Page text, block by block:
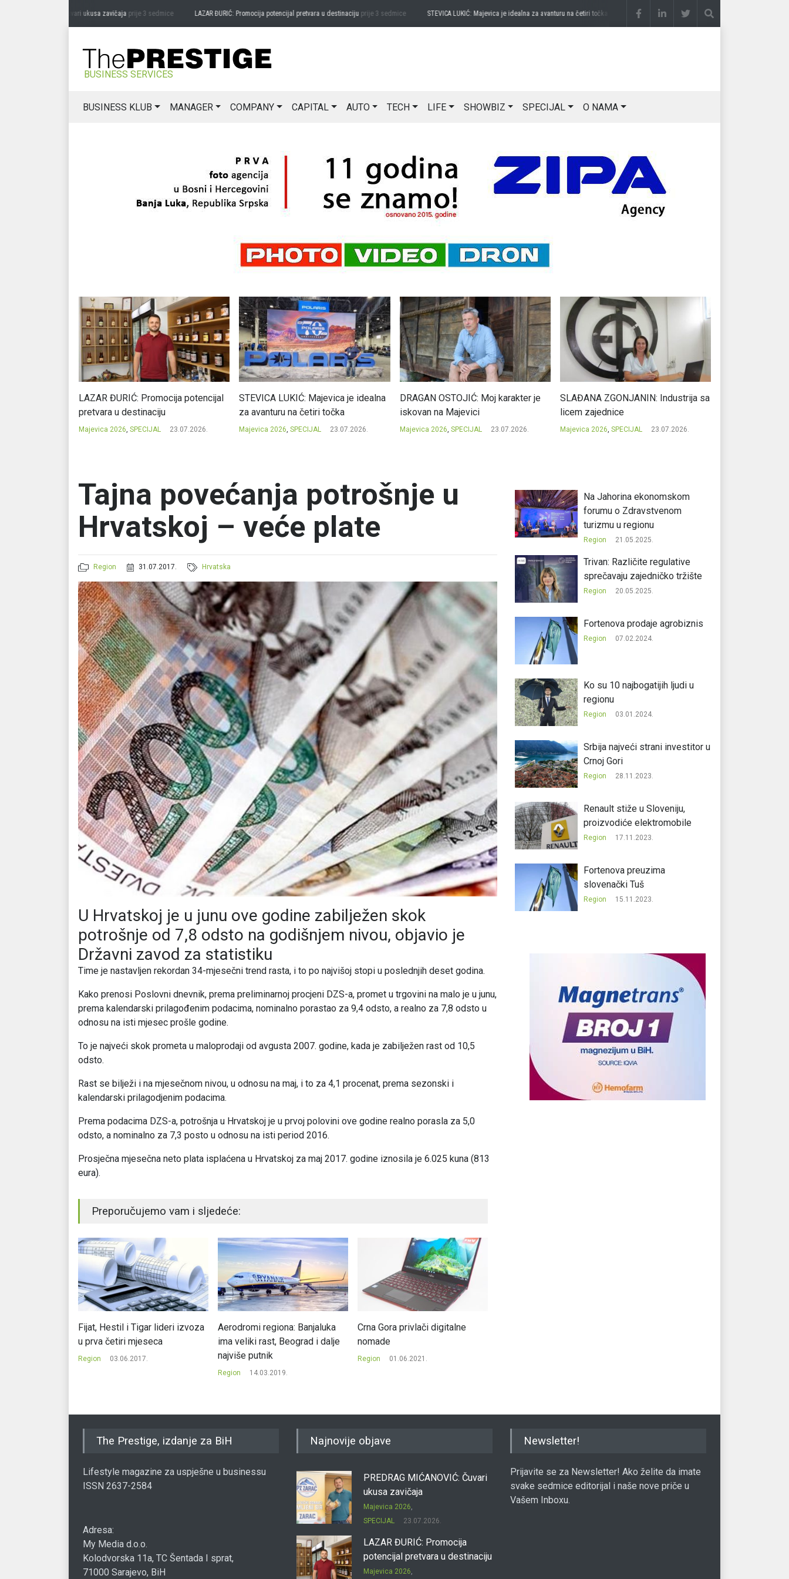
MIĆANOVIĆ: Čuvari ukusa zavičajaprije 3 sedmice LAZAR ĐURIĆ: Promocija potencijal pretvara u destinacijuprije 3 sedmice STEVICA LUKIĆ: Majevica je idealna za avanturu na četiri točkaprije 3 sedmice DRAGAN OSTOJIĆ: Moj karakter je
BUSINESS SERVICES
BUSINESS KLUB MANAGER COMPANY CAPITAL AUTO TECH LIFE SHOWBIZ SPECIJAL O NAMA
LAZAR ĐURIĆ: Promocija potencijal
pretvara u destinaciju
Majevica 2026, SPECIJAL 23.07.2026.
STEVICA LUKIĆ: Majevica je idealna
za avanturu na četiri točka
Majevica 2026, SPECIJAL 23.07.2026.
DRAGAN OSTOJIĆ: Moj karakter je
iskovan na Majevici
Majevica 2026, SPECIJAL 23.07.2026.
SLAĐANA ZGONJANIN: Industrija sa
licem zajednice
Majevica 2026, SPECIJAL 23.07.2026.
Tajna povećanja potrošnje u
Hrvatskoj – veće plate
Region 31.07.2017. Hrvatska
U Hrvatskoj je u junu ove godine zabilježen skok
potrošnje od 7,8 odsto na godišnjem nivou, objavio je
Državni zavod za statistiku
Time je nastavljen rekordan 34-mjesečni trend rasta, i to po najvišoj stopi u poslednjih deset godina.
Kako prenosi Poslovni dnevnik, prema preliminarnoj procjeni DZS-a, promet u trgovini na malo je u junu,
prema kalendarski prilagođenim podacima, nominalno porastao za 9,4 odsto, a realno za 7,8 odsto u
odnosu na isti mjesec prošle godine.
To je najveći skok prometa u maloprodaji od avgusta 2007. godine, kada je zabilježen rast od 10,5
odsto.
Rast se bilježi i na mjesečnom nivou, u odnosu na maj, i to za 4,1 procenat, prema sezonski i
kalendarski prilagodjenim podacima.
Prema podacima DZS-a, potrošnja u Hrvatskoj je u prvoj polovini ove godine realno porasla za 5,0
odsto, a nominalno za 7,3 posto u odnosu na isti period 2016.
Prosječna mjesečna neto plata isplaćena u Hrvatskoj za maj 2017. godine iznosila je 6.025 kuna (813
eura).
Preporučujemo vam i sljedeće:
Fijat, Hestil i Tigar lideri izvoza
u prva četiri mjeseca
Region 03.06.2017.
Aerodromi regiona: Banjaluka
ima veliki rast, Beograd i dalje
najviše putnik
Region 14.03.2019.
Crna Gora privlači digitalne
nomade
Region 01.06.2021.
Na Jahorina ekonomskom
forumu o Zdravstvenom
turizmu u regionu
Region 21.05.2025.
Trivan: Različite regulative
sprečavaju zajedničko tržište
Region 20.05.2025.
Fortenova prodaje agrobiznis
Region 07.02.2024.
Ko su 10 najbogatijih ljudi u
regionu
Region 03.01.2024.
Srbija najveći strani investitor u
Crnoj Gori
Region 28.11.2023.
Renault stiže u Sloveniju,
proizvodiće elektromobile
Region 17.11.2023.
Fortenova preuzima
slovenački Tuš
Region 15.11.2023.
The Prestige, izdanje za BiH
Lifestyle magazine za uspješne u businessu
ISSN 2637-2584
Adresa:
My Media d.o.o.
Kolodvorska 11a, TC Šentada I sprat,
71000 Sarajevo, BiH
Najnovije objave
PREDRAG MIĆANOVIĆ: Čuvari
ukusa zavičaja
Majevica 2026
SPECIJAL
23.07.2026.
LAZAR ĐURIĆ: Promocija
potencijal pretvara u destinaciju
Majevica 2026
Newsletter!
Prijavite se za Newsletter! Ako želite da imate
svake sedmice editorijal i naše nove priče u
Vašem Inboxu.